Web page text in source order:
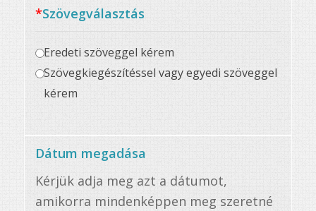
*Szövegválasztás
Eredeti szöveggel kérem
Szövegkiegészítéssel vagy egyedi szöveggel
kérem
Dátum megadása
Kérjük adja meg azt a dátumot,
amikorra mindenképpen meg szeretné